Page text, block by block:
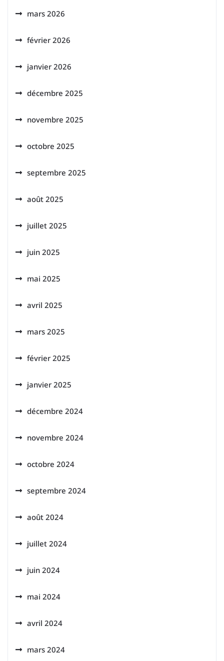
mars 2026
février 2026
janvier 2026
décembre 2025
novembre 2025
octobre 2025
septembre 2025
août 2025
juillet 2025
juin 2025
mai 2025
avril 2025
mars 2025
février 2025
janvier 2025
décembre 2024
novembre 2024
octobre 2024
septembre 2024
août 2024
juillet 2024
juin 2024
mai 2024
avril 2024
mars 2024